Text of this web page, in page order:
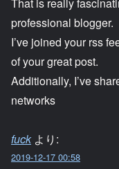
professional blogger.
I’ve joined your rss
of your great post.
Additionally, I’ve
networks
fuck より:
2019-12-17 00:58